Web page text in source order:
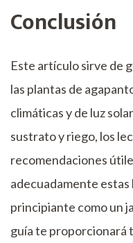
Conclusión
Este artículo sirve de
las plantas de
climáticas y de luz
sustrato y riego, los
recomendaciones
adecuadamente
principiante como un
guía te proporcionará